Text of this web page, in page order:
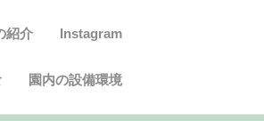
Instagram
紹介
園内の設備環境